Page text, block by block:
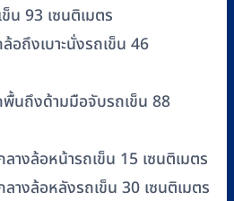
น 93 เซนติเมตร
อถึงเบาะนั่งรถเข็น 46
พื้นถึงด้ามมือจับรถเข็น 88
างล้อหน้ารถเข็น 15 เซนติเมตร
างล้อหลังรถเข็น 30 เซนติเมตร